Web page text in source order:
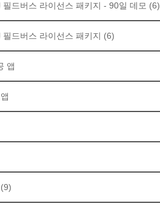
필드버스 라이선스 패키지 - 90일 데모 (6)
필드버스 라이선스 패키지 (6)
앱